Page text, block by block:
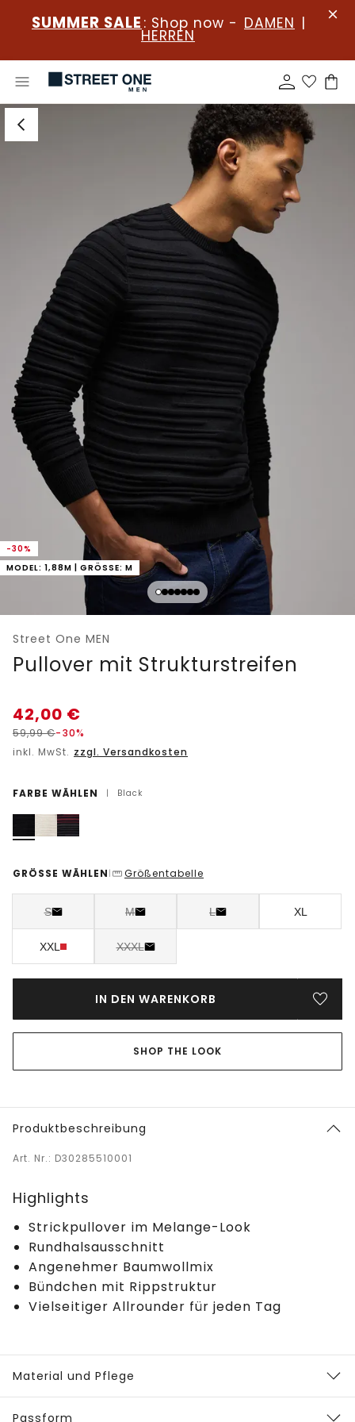
SUMMER SALE : Shop now - DAMEN |
HERREN
-30%
MODEL: 1,88M | GRÖSSE: M
Street One MEN
Pullover mit Strukturstreifen
42,00 €
59,99€-30%
inkl. MwSt. zzgl. Versandkosten
FARBE WÄHLEN | Black
GRÖSSE WÄHLEN | Größentabelle
S M L XL
XXL XXXL
IN DEN WARENKORB
SHOP THE LOOK
Produktbeschreibung
Art. Nr.: D30285510001
Highlights
Strickpullover im Melange-Look
Rundhalsausschnitt
Angenehmer Baumwollmix
Bündchen mit Rippstruktur
Vielseitiger Allrounder für jeden Tag
Material und Pflege
Passform